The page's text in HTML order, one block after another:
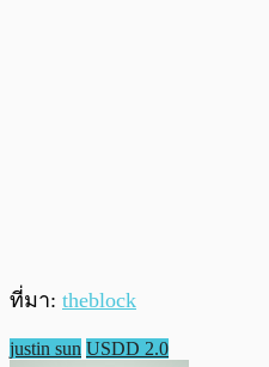
ที่มา: theblock
justin sun USDD 2.0